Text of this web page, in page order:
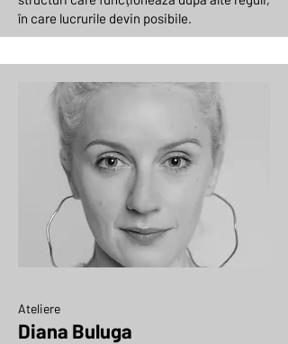
în care lucrurile devin posibile.
Ateliere
Diana Buluga